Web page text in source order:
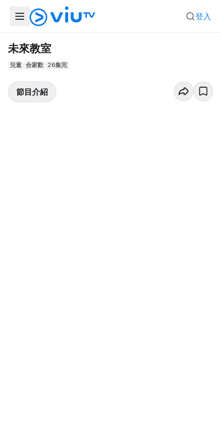
登入
未來教室
兒童 合家歡 26集完
節目介紹